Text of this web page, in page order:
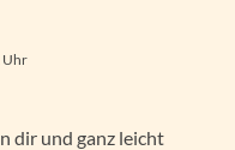
Uhr
dir und ganz leicht